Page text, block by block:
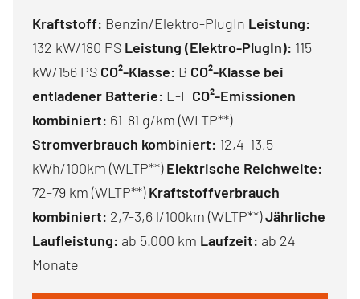
Kraftstoff: Benzin/Elektro-PlugIn Leistung:
132 kW/180 PS Leistung (Elektro-PlugIn): 115
kW/156 PS CO²-Klasse: B CO²-Klasse bei
entladener Batterie: E-F CO²-Emissionen
kombiniert: 61-81 g/km (WLTP**)
Stromverbrauch kombiniert: 12,4-13,5
kWh/100km (WLTP**)Elektrische Reichweite:
72-79 km (WLTP**)Kraftstoffverbrauch
kombiniert: 2,7-3,6 l/100km (WLTP**)Jährliche
Laufleistung: ab 5.000 km Laufzeit: ab 24
Monate